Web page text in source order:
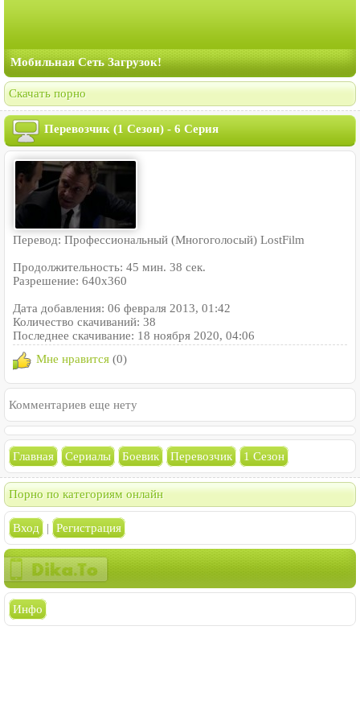
Мобильная Сеть Загрузок!
Скачать порно
Перевозчик (1 Сезон) - 6 Серия
Перевод: Профессиональный (Многоголосый) LostFilm
Продолжительность: 45 мин. 38 сек.
Разрешение: 640x360
Дата добавления: 06 февраля 2013, 01:42
Количество скачиваний: 38
Последнее скачивание: 18 ноября 2020, 04:06
Мне нравится (0)
Комментариев еще нету
Главная Сериалы Боевик Перевозчик 1 Сезон
Порно по категориям онлайн
Вход | Регистрация
Инфо